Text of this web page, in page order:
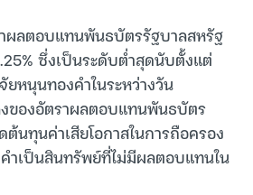
ผลตอบแทนพันธบัตรรัฐบาลสหรัฐ
ซึ่งเป็นระดับต่ำสุดนับตั้งแต่
หนุนทองคำในระหว่างวัน
งของอัตราผลตอบแทนพันธบัตร
นทุนค่าเสียโอกาสในการถือครอง
ำเป็นสินทรัพย์ที่ไม่มีผลตอบแทนใน